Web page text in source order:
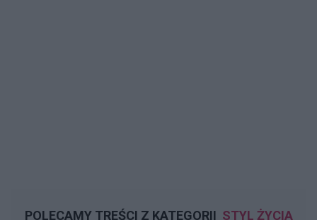
POLECAMY TREŚCI Z KATEGORII STYL ŻYCIA